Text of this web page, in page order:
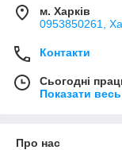
м. Харків
0953850261,
Контакти
Сьогодні
Показати
Про нас